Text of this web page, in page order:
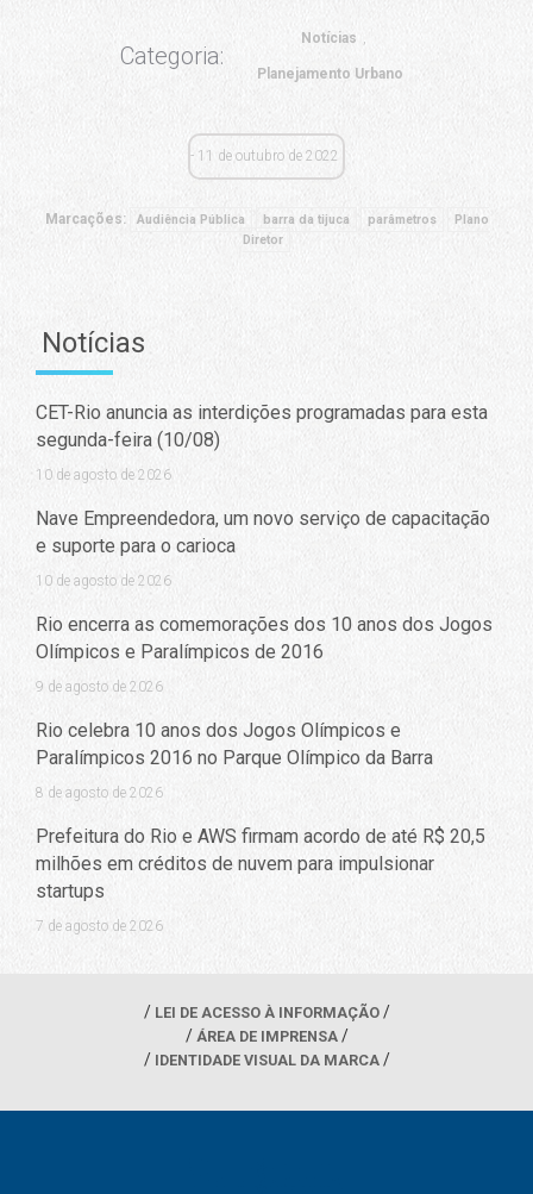
Categoria:
Notícias
Planejamento Urbano
11 de outubro de 2022
Marcações: Audiência Pública barra da tijuca parâmetros
Plano
Diretor
Notícias
CET-Rio anuncia as interdições programadas para esta
segunda-feira (10/08)
10 de agosto de 2026
Nave Empreendedora, um novo serviço de capacitação
e suporte para o carioca
10 de agosto de 2026
Rio encerra as comemorações dos 10 anos dos Jogos
Olímpicos e Paralímpicos de 2016
9 de agosto de 2026
Rio celebra 10 anos dos Jogos Olímpicos e
Paralímpicos 2016 no Parque Olímpico da Barra
8 de agosto de 2026
Prefeitura do Rio e AWS firmam acordo de até R$ 20,5
milhões em créditos de nuvem para impulsionar
startups
7 de agosto de 2026
LEI DE ACESSO À INFORMAÇÃO
ÁREA DE IMPRENSA
IDENTIDADE VISUAL DA MARCA